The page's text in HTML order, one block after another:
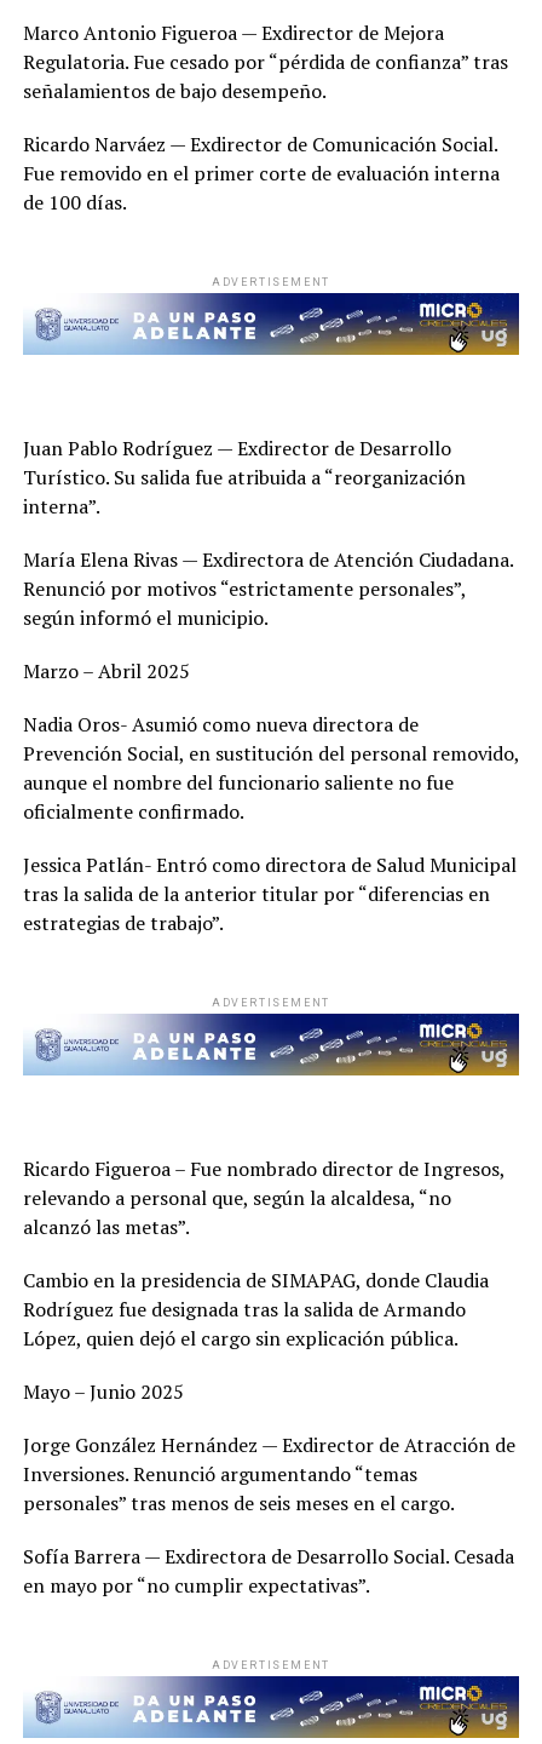
Marco Antonio Figueroa — Exdirector de Mejora
Regulatoria. Fue cesado por “pérdida de confianza” tras
señalamientos de bajo desempeño.
Ricardo Narváez — Exdirector de Comunicación Social.
Fue removido en el primer corte de evaluación interna
de 100 días.
ADVERTISEMENT
Juan Pablo Rodríguez — Exdirector de Desarrollo
Turístico. Su salida fue atribuida a “reorganización
interna”.
María Elena Rivas — Exdirectora de Atención Ciudadana.
Renunció por motivos “estrictamente personales”,
según informó el municipio.
Marzo – Abril 2025
Nadia Oros- Asumió como nueva directora de
Prevención Social, en sustitución del personal removido,
aunque el nombre del funcionario saliente no fue
oficialmente confirmado.
Jessica Patlán- Entró como directora de Salud Municipal
tras la salida de la anterior titular por “diferencias en
estrategias de trabajo”.
ADVERTISEMENT
Ricardo Figueroa – Fue nombrado director de Ingresos,
relevando a personal que, según la alcaldesa, “no
alcanzó las metas”.
Cambio en la presidencia de SIMAPAG, donde Claudia
Rodríguez fue designada tras la salida de Armando
López, quien dejó el cargo sin explicación pública.
Mayo – Junio 2025
Jorge González Hernández — Exdirector de Atracción de
Inversiones. Renunció argumentando “temas
personales” tras menos de seis meses en el cargo.
Sofía Barrera — Exdirectora de Desarrollo Social. Cesada
en mayo por “no cumplir expectativas”.
ADVERTISEMENT